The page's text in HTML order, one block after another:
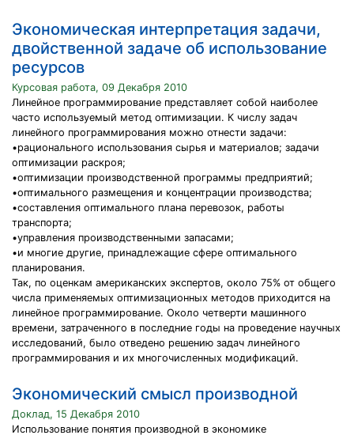
Экономическая интерпретация задачи,
двойственной задаче об использование
ресурсов
Курсовая работа, 09 Декабря 2010
Линейное программирование представляет собой наиболее
часто используемый метод оптимизации. К числу задач
линейного программирования можно отнести задачи:
•рационального использования сырья и материалов; задачи
оптимизации раскроя;
•оптимизации производственной программы предприятий;
•оптимального размещения и концентрации производства;
•составления оптимального плана перевозок, работы
транспорта;
•управления производственными запасами;
•и многие другие, принадлежащие сфере оптимального
планирования.
Так, по оценкам американских экспертов, около 75% от общего
числа применяемых оптимизационных методов приходится на
линейное программирование. Около четверти машинного
времени, затраченного в последние годы на проведение научных
исследований, было отведено решению задач линейного
программирования и их многочисленных модификаций.
Экономический смысл производной
Доклад, 15 Декабря 2010
Использование понятия производной в экономике